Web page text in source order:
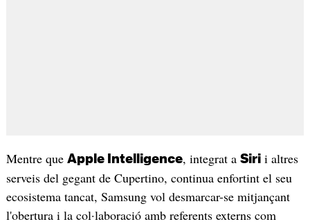
Mentre que Apple Intelligence, integrat a Sirii altres
serveis del gegant de Cupertino, continua enfortint el seu
ecosistema tancat, Samsung vol desmarcar-se mitjançant
l'obertura i la col·laboració amb referents externs com